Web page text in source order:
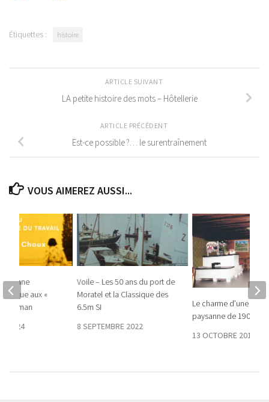
Étiquettes : histoire
ARTICLE SUIVANT
LA petite histoire des mots – Hôtellerie
ARTICLE PRÉCÉDENT
Est-ce possible ?… le surentraînement
VOUS AIMEREZ AUSSI...
Voile – Les 50 ans du port de
Moratel et la Classique des
6.5m SI
8 SEPTEMBRE 2022
Le charme d’une
paysanne de 1900
13 OCTOBRE 2016
hymne
aux «
Léman
2024